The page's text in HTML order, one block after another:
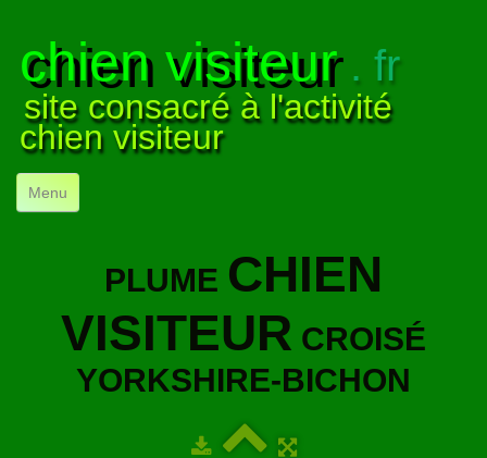
chien visiteur. fr
site consacré à l'activité
chien visiteur
Menu
NOTRE ACTIVITÉ ▼
POUR DÉBUTER▼
PLUME CHIEN
VISITEUR CROISÉ
YORKSHIRE-BICHON